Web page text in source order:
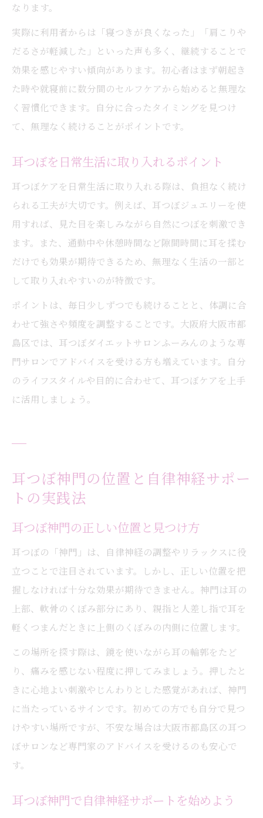
なります。
実際に利用者からは「寝つきが良くなった」「肩こりや
だるさが軽減した」といった声も多く、継続することで
効果を感じやすい傾向があります。初心者はまず朝起き
た時や就寝前に数分間のセルフケアから始めると無理な
く習慣化できます。自分に合ったタイミングを見つけ
て、無理なく続けることがポイントです。
耳つぼを日常生活に取り入れるポイント
耳つぼケアを日常生活に取り入れる際は、負担なく続け
られる工夫が大切です。例えば、耳つぼジュエリーを使
用すれば、見た目を楽しみながら自然につぼを刺激でき
ます。また、通勤中や休憩時間など隙間時間に耳を揉む
だけでも効果が期待できるため、無理なく生活の一部と
して取り入れやすいのが特徴です。
ポイントは、毎日少しずつでも続けることと、体調に合
わせて強さや頻度を調整することです。大阪府大阪市都
島区では、耳つぼダイエットサロンふーみんのような専
門サロンでアドバイスを受ける方も増えています。自分
のライフスタイルや目的に合わせて、耳つぼケアを上手
に活用しましょう。
耳つぼ神門の位置と自律神経サポー
トの実践法
耳つぼ神門の正しい位置と見つけ方
耳つぼの「神門」は、自律神経の調整やリラックスに役
立つことで注目されています。しかし、正しい位置を把
握しなければ十分な効果が期待できません。神門は耳の
上部、軟骨のくぼみ部分にあり、親指と人差し指で耳を
軽くつまんだときに上側のくぼみの内側に位置します。
この場所を探す際は、鏡を使いながら耳の輪郭をたど
り、痛みを感じない程度に押してみましょう。押したと
きに心地よい刺激やじんわりとした感覚があれば、神門
に当たっているサインです。初めての方でも自分で見つ
けやすい場所ですが、不安な場合は大阪市都島区の耳つ
ぼサロンなど専門家のアドバイスを受けるのも安心で
す。
耳つぼ神門で自律神経サポートを始めよう